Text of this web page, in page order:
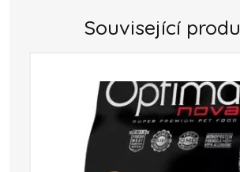
Související